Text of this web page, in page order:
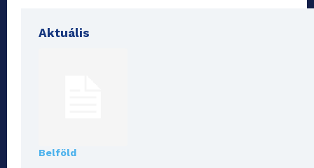
Aktuális
Belföld